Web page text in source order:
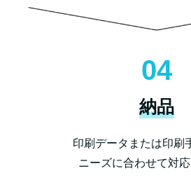
04
納品
印刷データまたは印刷
ニーズに合わせて対応